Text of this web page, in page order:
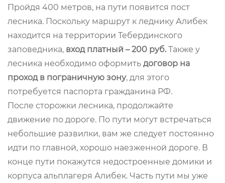
Пройдя 400 метров, на пути появится пост
лесника. Поскольку маршрут к леднику Алибек
находится на территории Тебердинского
заповедника, вход платный – 200 руб. Также у
лесника необходимо оформить договор на
проход в пограничную зону, для этого
потребуется паспорта гражданина РФ.
После сторожки лесника, продолжайте
движение по дороге. По пути могут встречаться
небольшие развилки, вам же следует постоянно
идти по главной, хорошо наезженной дороге. В
конце пути покажутся недостроенные домики и
корпуса альплагеря Алибек. Часть пути мы уже